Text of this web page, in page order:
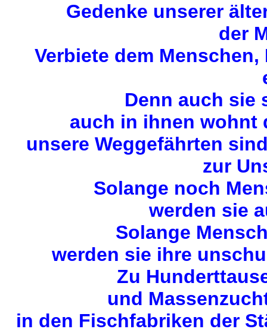
Gedenke unserer
der
Verbiete dem
Denn auch sie
auch in ihnen wohnt
unsere Weggefährten
zur
Solange noch
werden sie
Solange
werden sie ihre
Zu
und
in den Fischfabriken der